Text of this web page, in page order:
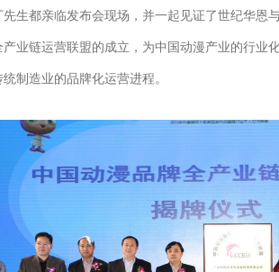
生都亲临发布会现场，并一起见证了世纪华恩
业链运营联盟的成立，为中国动漫产业的行业
制造业的品牌化运营进程。